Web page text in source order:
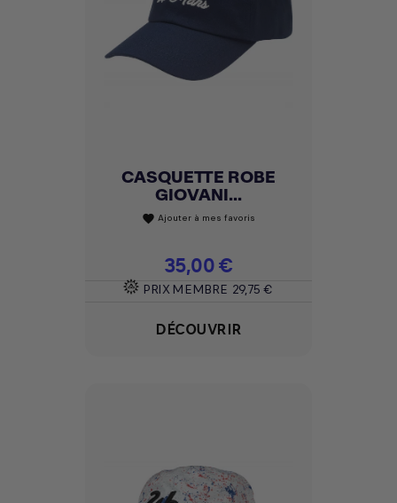
CASQUETTE ROBE
GIOVANI...
favorite Ajouter à mes favoris
Prix
35,00 €
PRIX MEMBRE 29,75 €
DÉCOUVRIR